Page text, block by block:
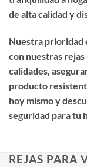
de alta calidad y
Nuestra prioridad
con nuestras
calidades ,
producto
hoy mismo y
seguridad para tu
REJAS PARA